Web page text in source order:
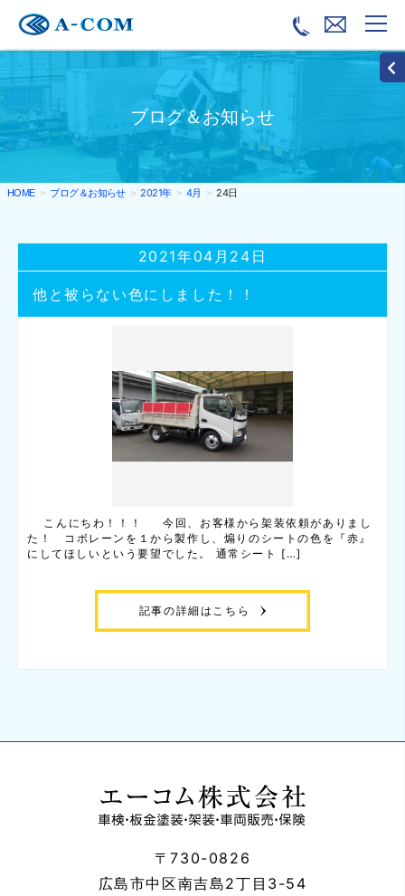
ブログ＆お知らせ
HOME ブログ＆お知らせ 2021年 4月 24日
他と被らない色にしました！！
2021年04月24日
こんにちわ！！！ 今回、お客様から架装依頼がありまし
た！ コボレーンを１から製作し、煽りのシートの色を『赤』
にしてほしいという要望でした。 通常シート […]
記事の詳細はこちら
〒730-0826
広島市中区南吉島2丁目3-54